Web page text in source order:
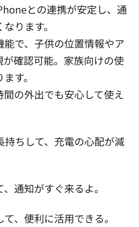
との連携が安定し、通
ります。
能で、子供の位置情報やア
が確認可能。家族向けの使
す。
間の外出でも安心して使え
持ちして、充電の心配が減
通知がすぐ来るよ。
、便利に活用できる。